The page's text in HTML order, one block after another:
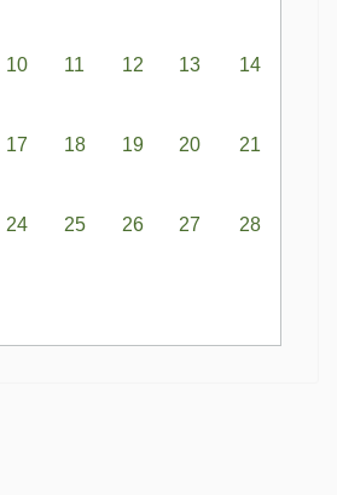
10 11 12 13 14
17 18 19 20 21
24 25 26 27 28